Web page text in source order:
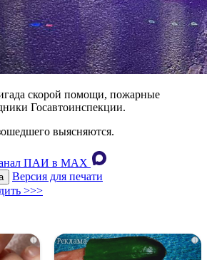
скорой помощи, пожарные
Госавтоинспекции.
выясняются.
ПАИ в MAХ
Версия для печати
>>>
i i